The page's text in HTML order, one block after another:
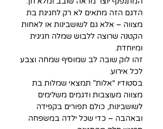
הדגם הזה מתאים לא רק לחגיגת בת
מצווה – אלא גם לשושבינות או לאחות
הקטנה שרוצה ללבוש שמלה חגיגית
ומיוחדת.
זהו לוק שובה לב שמוסיף שמחה וצבע
לכל אירוע.
בסטודיו “אלות” תמצאי שמלות בת
מצווה מעוצבות ודגמים משלימים
לשושבינות, כולם תפורים בקפידה
ובאהבה – כדי שכל ילדה במשפחה